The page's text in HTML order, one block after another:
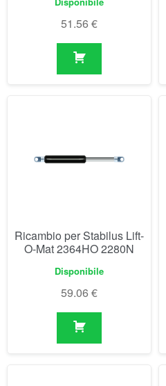
51.56 €
Ricambio per Stabilus Lift-
O-Mat 2364HO 2280N
Disponibile
59.06 €